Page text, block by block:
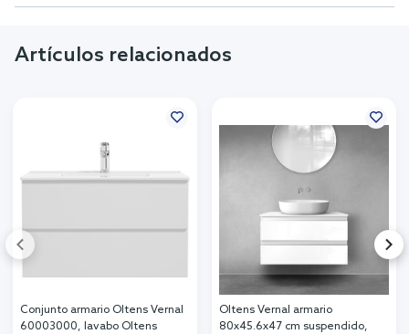
Artículos relacionados
Conjunto armario Oltens Vernal
60003000, lavabo Oltens
Oltens Vernal armario
80x45.6x47 cm suspendido,